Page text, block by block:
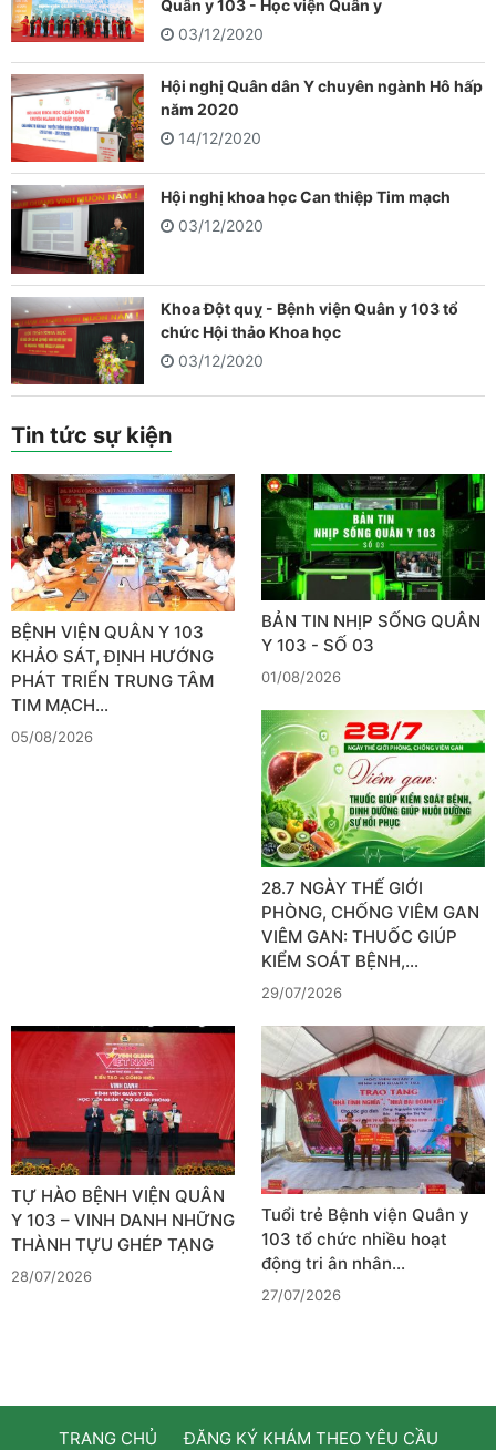
Quân y 103 - Học viện Quân y
03/12/2020
Hội nghị Quân dân Y chuyên ngành Hô hấp
năm 2020
14/12/2020
Hội nghị khoa học Can thiệp Tim mạch
03/12/2020
Khoa Đột quỵ - Bệnh viện Quân y 103 tổ
chức Hội thảo Khoa học
03/12/2020
Tin tức sự kiện
BỆNH VIỆN QUÂN Y 103
KHẢO SÁT, ĐỊNH HƯỚNG
PHÁT TRIỂN TRUNG TÂM
TIM MẠCH…
05/08/2026
BẢN TIN NHỊP SỐNG QUÂN
Y 103 - SỐ 03
01/08/2026
28.7 NGÀY THẾ GIỚI
PHÒNG, CHỐNG VIÊM GAN
VIÊM GAN: THUỐC GIÚP
KIỂM SOÁT BỆNH,…
29/07/2026
TỰ HÀO BỆNH VIỆN QUÂN
Y 103 – VINH DANH NHỮNG
THÀNH TỰU GHÉP TẠNG
28/07/2026
Tuổi trẻ Bệnh viện Quân y
103 tổ chức nhiều hoạt
động tri ân nhân…
27/07/2026
TRANG CHỦ ĐĂNG KÝ KHÁM THEO YÊU CẦU